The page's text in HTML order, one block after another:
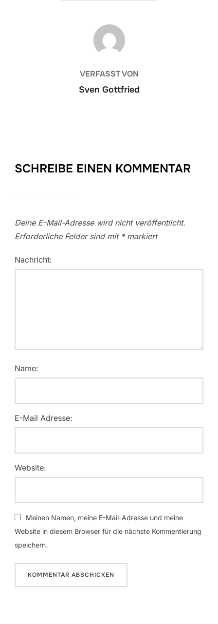
BEITRAGSAUTOR
VERFASST VON
Sven Gottfried
SCHREIBE EINEN KOMMENTAR
Deine E-Mail-Adresse wird nicht veröffentlicht.
Erforderliche Felder sind mit *markiert
Nachricht:
Name:
E-Mail Adresse:
Website:
Meinen Namen, meine E-Mail-Adresse und meine
Website in diesem Browser für die nächste Kommentierung
speichern.